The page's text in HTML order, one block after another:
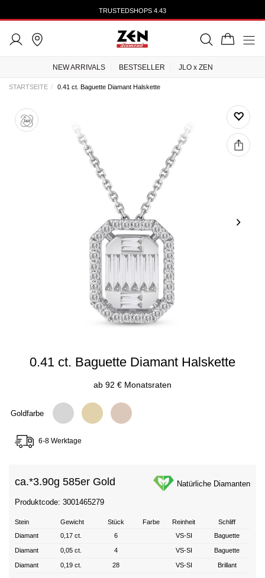
TRUSTEDSHOPS 4.43
NEW ARRIVALS BESTSELLER JLO x ZEN
STARTSEITE 0.41 ct. Baguette Diamant Halskette
0.41 ct. Baguette Diamant Halskette
ab 92 € Monatsraten
Goldfarbe
6-8 Werktage
ca.*3.90g 585er Gold Natürliche Diamanten
Produktcode: 3001465279
Stein Gewicht Stück Farbe Reinheit
Schliff
Diamant
0,17 ct. 6 VS-SI Baguette
Diamant 0,05 ct. 4 VS-SI Baguette
Diamant 0,19 ct. 28 VS-SI Brillant